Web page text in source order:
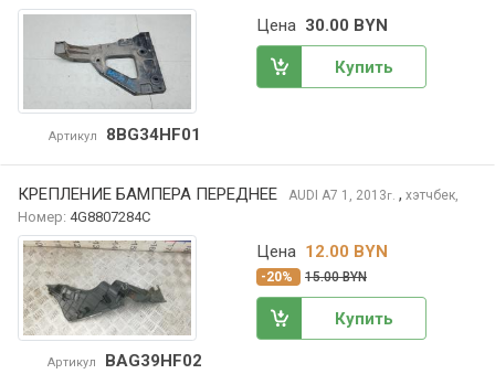
Артикул 8BG34HF01
Цена 30.00 BYN
Купить
КРЕПЛЕНИЕ БАМПЕРА ПЕРЕДНЕЕ AUDI A7 1, 2013г. , хэтчбек,
Номер: 4G8807284C
Артикул BAG39HF02
Цена 12.00 BYN
-20% 15.00 BYN
Купить